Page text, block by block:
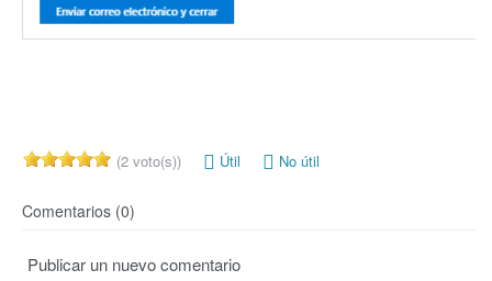
(2 voto(s)) Útil No útil
Comentarios (0)
Publicar un nuevo comentario